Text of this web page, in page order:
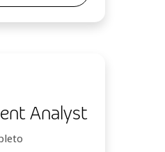
Analyst